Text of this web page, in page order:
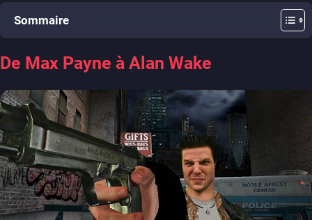
Sommaire
De Max Payne à Alan Wake